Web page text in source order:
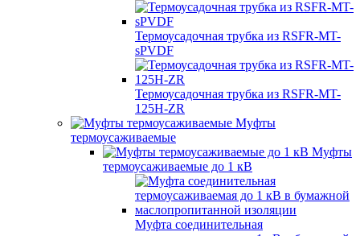
Термоусадочная трубка из RSFR-MT-
sPVDF
Термоусадочная трубка из RSFR-MT-
125H-ZR
Муфты
термоусаживаемые
Муфты
термоусаживаемые до 1 кВ
Муфта соединительная